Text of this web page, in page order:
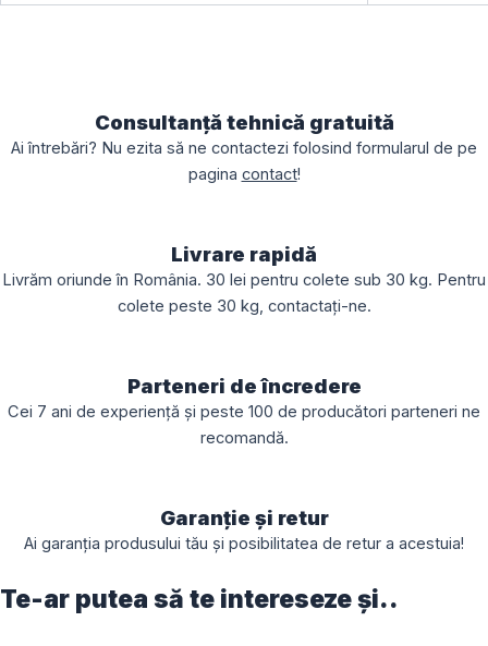
Consultanță tehnică gratuită
Ai întrebări? Nu ezita să ne contactezi folosind formularul de pe
pagina contact!
Livrare rapidă
Livrăm oriunde în România. 30 lei pentru colete sub 30 kg. Pentru
colete peste 30 kg, contactați-ne.
Parteneri de încredere
Cei 7 ani de experiență și peste 100 de producători parteneri ne
recomandă.
Garanție și retur
Ai garanția produsului tău și posibilitatea de retur a acestuia!
Te-ar putea să te intereseze și..